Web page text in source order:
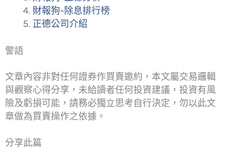
財報狗-除息排行榜
正德公司介紹
警語
文章內容非對任何證券作買賣邀約，本文屬交易邏輯
與觀察心得分享，未給讀者任何投資建議，投資有風
險及虧損可能，請務必獨立思考自行決定，勿以此文
章做為買賣操作之依據。
分享此篇